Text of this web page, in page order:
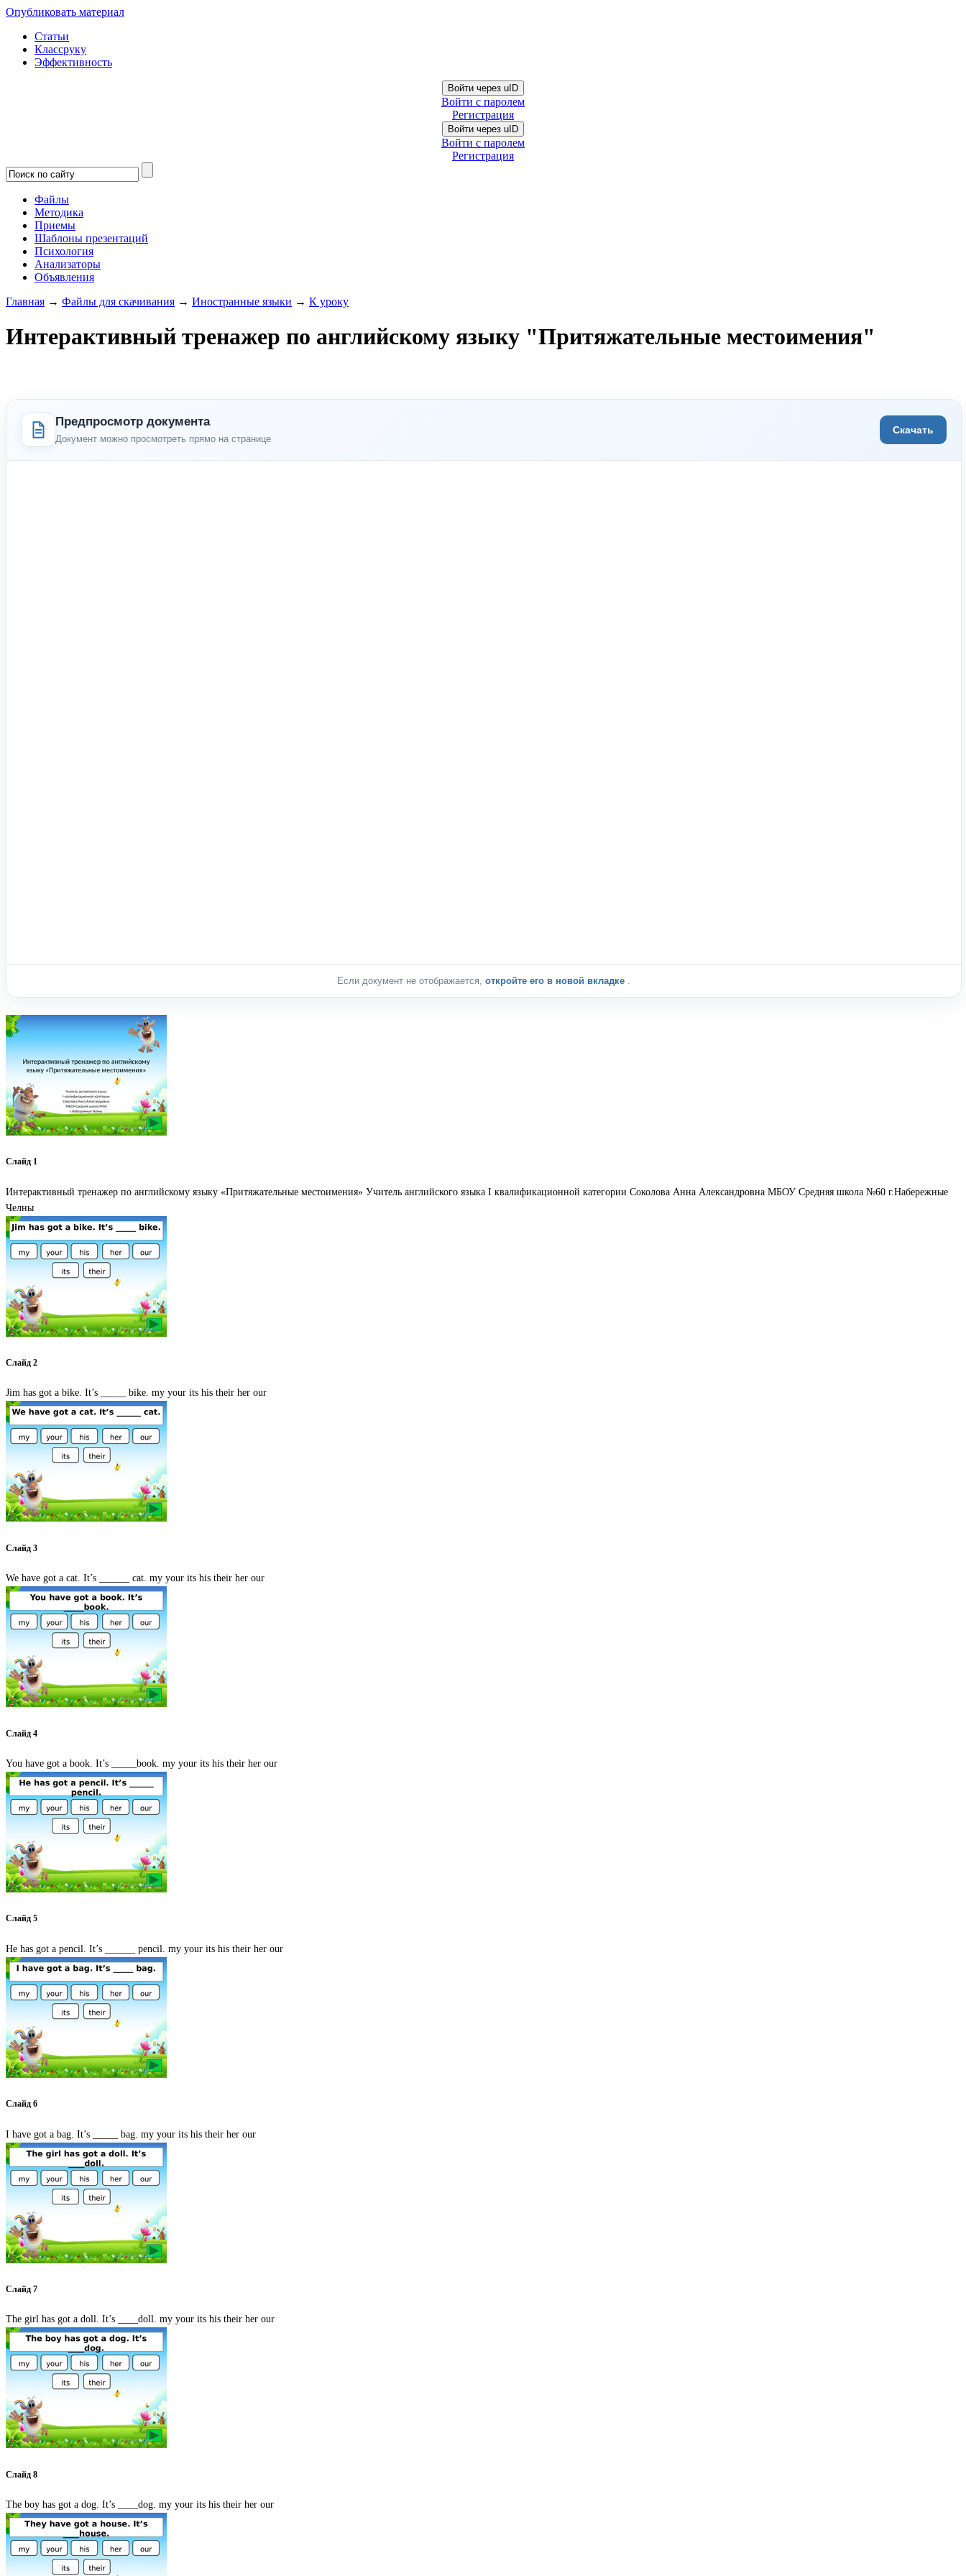
Опубликовать материал
Статьи
Классруку
Эффективность
Войти через uID
Войти с паролем
Регистрация
Войти через uID
Войти с паролем
Регистрация
Файлы
Методика
Приемы
Шаблоны презентаций
Психология
Анализаторы
Объявления
Главная → Файлы для скачивания → Иностранные языки → К уроку
Интерактивный тренажер по английскому языку "Притяжательные местоимения"
Предпросмотр документа
Документ можно просмотреть прямо на странице
Скачать
Если документ не отображается, откройте его в новой вкладке
Слайд 1
Интерактивный тренажер по английскому языку «Притяжательные местоимения» Учитель английского языка I квалификационной категории Соколова Анна Александровна МБОУ Средняя школа №60 г.Набережные
Челны
Слайд 2
Jim has got a bike. It’s _____ bike. my your its his their her our
Слайд 3
We have got a cat. It’s ______ cat. my your its his their her our
Слайд 4
You have got a book. It’s _____book. my your its his their her our
Слайд 5
He has got a pencil. It’s ______ pencil. my your its his their her our
Слайд 6
I have got a bag. It’s _____ bag. my your its his their her our
Слайд 7
The girl has got a doll. It’s ____doll. my your its his their her our
Слайд 8
The boy has got a dog. It’s ____dog. my your its his their her our